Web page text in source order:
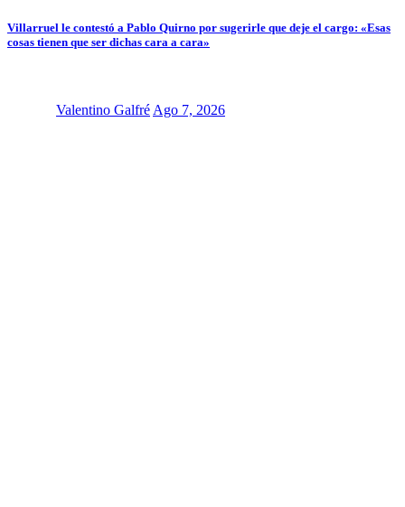
Villarruel le contestó a Pablo Quirno por sugerirle que deje el cargo: «Esas
cosas tienen que ser dichas cara a cara»
Valentino Galfré Ago 7, 2026